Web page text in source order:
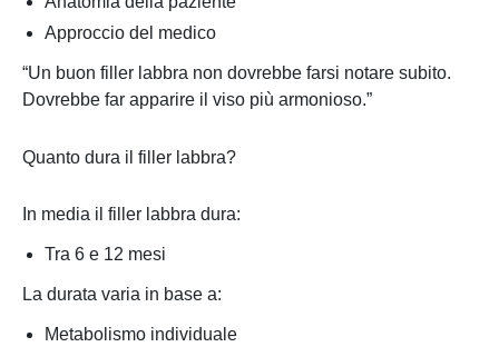
Approccio del medico
“Un buon filler labbra non dovrebbe farsi notare subito.
Dovrebbe far apparire il viso più armonioso.”
Quanto dura il filler labbra?
In media il filler labbra dura:
Tra 6 e 12 mesi
La durata varia in base a:
Metabolismo individuale